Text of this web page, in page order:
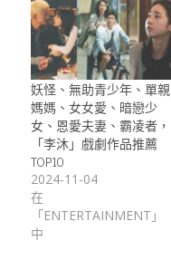
妖怪、無助青少年、單親
媽媽、女女愛、暗戀少
女、恩愛夫妻、霸凌者，
「李沐」戲劇作品推薦
TOP10
2024-11-04
在
「ENTERTAINMENT」
中